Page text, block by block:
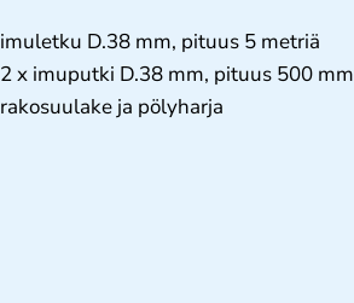
imuletku D.38 mm, pituus 5 metriä
2 x imuputki D.38 mm, pituus 500 mm
rakosuulake ja pölyharja